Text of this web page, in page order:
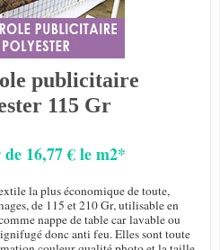
publicitaire
115 Gr
16,77 € le m2*
la plus économique de toute,
de 115 et 210 Gr, utilisable en
nappe de table car lavable ou
donc anti feu. Elles sont toute